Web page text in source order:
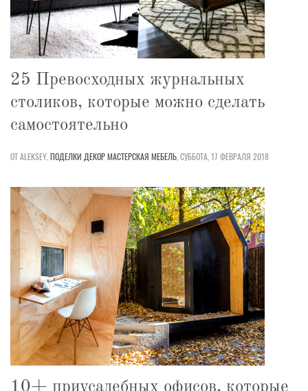
25 Превосходных журнальных
столиков, которые можно сделать
самостоятельно
ОТ ALEKSEY,ПОДЕЛКИ ДЕКОРМАСТЕРСКАЯ МЕБЕЛЬ,СУББОТА, 17 ФЕВРАЛЯ 2018
10+ приусадебных офисов, которые